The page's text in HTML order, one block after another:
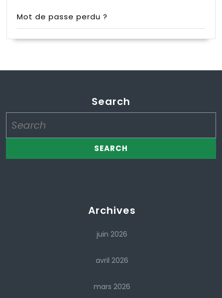
Mot de passe perdu ?
Search
for:
Archives
juin 2026
avril 2026
mars 2026